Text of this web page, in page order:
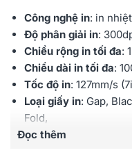
Công nghệ in: in
Độ phân giải in:
Chiều rộng in tối đa:
Chiều dài in tối đa:
Tốc độ in: 127mm/s
Loại giấy in: Gap,
Fold,
Chiều rộng giấy in
Đọc thêm